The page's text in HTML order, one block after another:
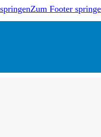
Zum Footer